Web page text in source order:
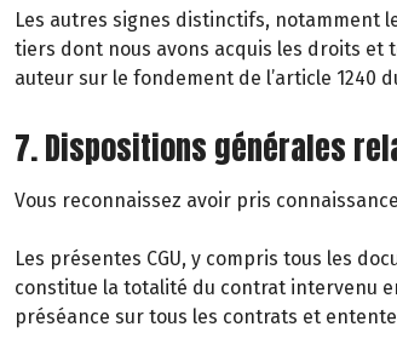
Les autres signes distinctifs, notamment
tiers dont nous avons acquis les droits
auteur sur le fondement de l’article 1240
7. Dispositions générales
Vous reconnaissez avoir pris
Les présentes CGU, y compris tous les
constitue la totalité du contrat intervenu
préséance sur tous les contrats et